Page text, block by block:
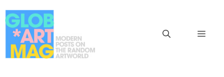
al
contenuto